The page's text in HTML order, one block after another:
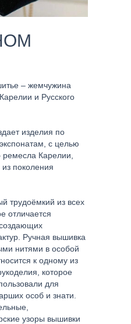
– жемчужина
и Русского
изделия по
с целью
ремесла Карелии,
поколения
трудоёмкий из всех
отличается
Ручная вышивка
нитями в особой
к одному из
которое
для
особ и знати.
узоры вышивки